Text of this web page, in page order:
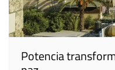
Potencia